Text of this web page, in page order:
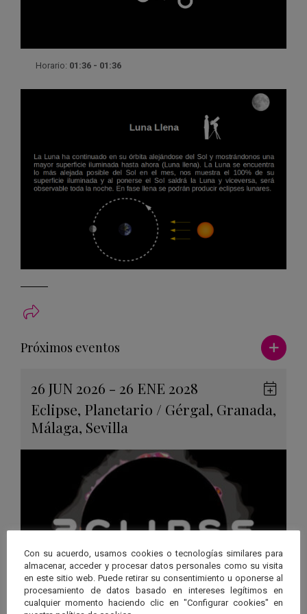
Horario: 01:36 - 01:36
Próximos eventos Ver más
26 JUN 2026 - 26 ENE 2028
Eclipse, Planetario / Gérgal, Granada,
Málaga, Sevilla
en
Con su acuerdo, usamos cookies o tecnologías similares para
almacenar, acceder y procesar datos personales como su visita
en este sitio web. Puede retirar su consentimiento u oponerse al
procesamiento de datos basado en intereses legítimos en
cualquier momento haciendo clic en "Configurar cookies" en